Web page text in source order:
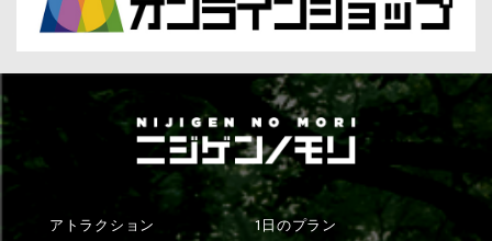
アトラクション 1日のプラン